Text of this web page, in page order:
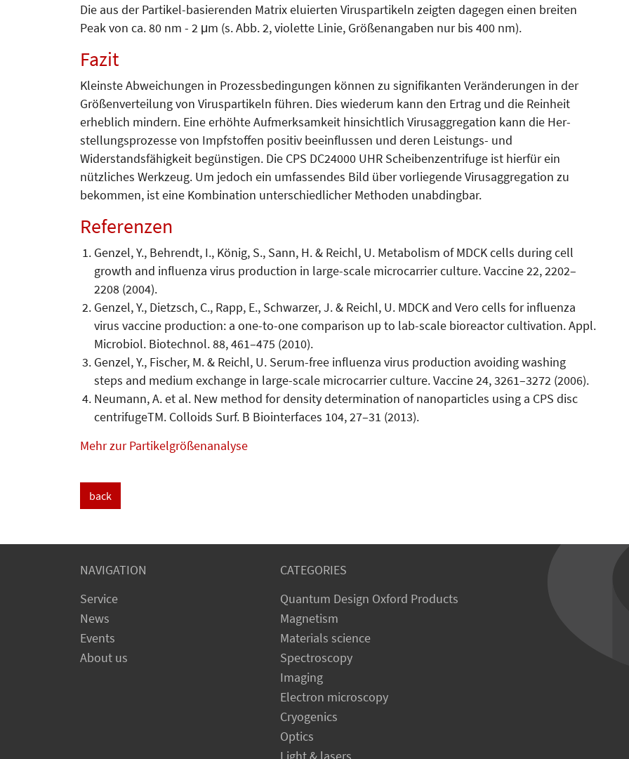
Die aus der Partikel-basierenden Ma­trix eluierten Viruspartikeln zeig­ten dagegen einen breiten
Peak von ca. 80 nm - 2 μm (s. Abb. 2, violette Linie, Größenangaben nur bis 400 nm).
Fazit
Kleinste Abweichungen in Prozessbe­dingungen können zu signifikan­ten Veränderungen in der
Grö­ßen­verteilung von Viruspartikeln führen. Dies wiederum kann den Ertrag und die Rein­heit
erheblich mindern. Eine erhöh­te Aufmerksamkeit hinsichtlich Virus­ag­gregation kann die Her­
stellungs­prozesse von Impfstoffen positiv beeinflussen und deren Leis­tungs- und
Widerstandsfähigkeit be­günsti­gen. Die CPS DC24000 UHR Scheiben­zentrifuge ist hierfür ein
nützliches Werkzeug. Um jedoch ein um­fas­sendes Bild über vorliegende Virus­aggregation zu
bekommen, ist eine Kombination unterschiedlicher Me­thoden unabdingbar.
Referenzen
Genzel, Y., Behrendt, I., König, S., Sann, H. & Reichl, U. Metabolism of MDCK cells during cell
growth and influenza virus production in large-scale microcarrier culture. Vaccine 22, 2202–
2208 (2004).
Genzel, Y., Dietzsch, C., Rapp, E., Schwarzer, J. & Reichl, U. MDCK and Vero cells for influenza
virus vaccine production: a one-to-one comparison up to lab-scale bioreactor cultivation. Appl.
Microbiol. Biotechnol. 88, 461–475 (2010).
Genzel, Y., Fischer, M. & Reichl, U. Serum-free influenza virus production avoiding washing
steps and medium exchange in large-scale microcarrier culture. Vaccine 24, 3261–3272 (2006).
Neumann, A. et al. New method for density determination of nanoparticles using a CPS disc
centrifugeTM. Colloids Surf. B Biointerfaces 104, 27–31 (2013).
Mehr zur Partikelgrößenanalyse
back
NAVIGATION
Service
News
Events
About us
CATEGORIES
Quantum Design Oxford Products
Magnetism
Materials science
Spectroscopy
Imaging
Electron microscopy
Cryogenics
Optics
Light & lasers